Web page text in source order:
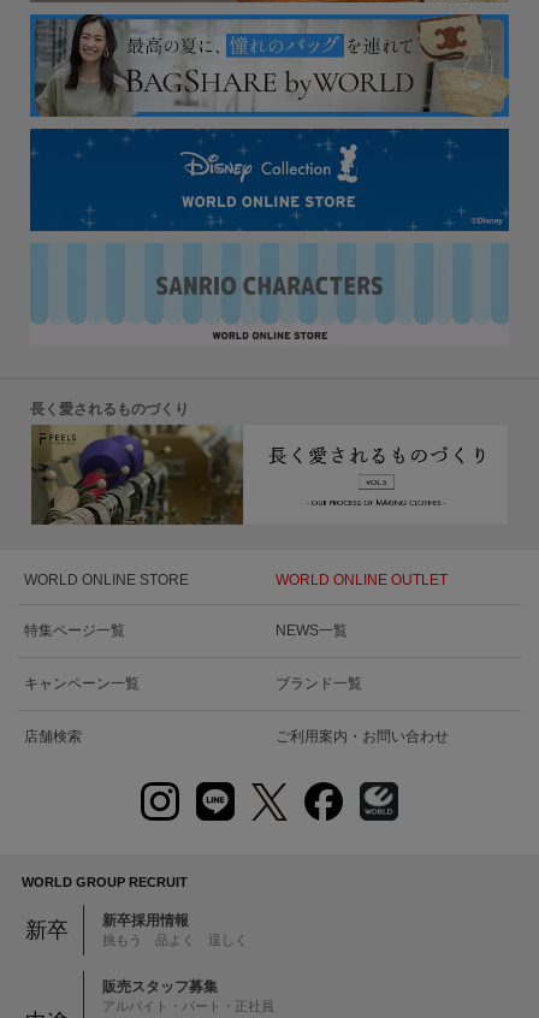
長く愛されるものづくり
WORLD ONLINE STORE WORLD ONLINE OUTLET
特集ページ一覧 NEWS一覧
キャンペーン一覧 ブランド一覧
店舗検索 ご利用案内・お問い合わせ
WORLD GROUP RECRUIT
新卒 新卒採用情報
挑もう 品よく 逞しく
販売スタッフ募集
アルバイト・パート・正社員